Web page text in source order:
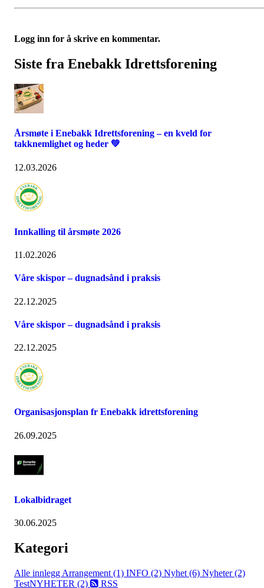
Logg inn for å skrive en kommentar.
Siste fra Enebakk Idrettsforening
Årsmøte i Enebakk Idrettsforening – en kveld for
takknemlighet og heder 💚
12.03.2026
Innkalling til årsmøte 2026
11.02.2026
Våre skispor – dugnadsånd i praksis
22.12.2025
Våre skispor – dugnadsånd i praksis
22.12.2025
Organisasjonsplan fr Enebakk idrettsforening
26.09.2025
Lokalbidraget
30.06.2025
Kategori
Alle innlegg Arrangement (1) INFO (2) Nyhet (6) Nyheter (2)
TestNYHETER (2)
RSS